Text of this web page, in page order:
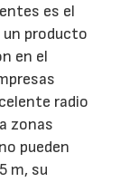
es el
un producto
en el
radio
zonas
pueden
m, su